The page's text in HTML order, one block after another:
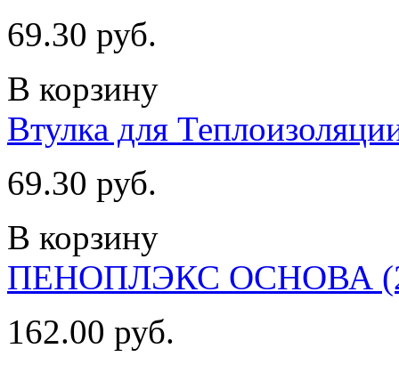
69.30 руб.
В корзину
Втулка для
69.30 руб.
В корзину
ПЕНОПЛЭКС ОСНОВА
162.00 руб.